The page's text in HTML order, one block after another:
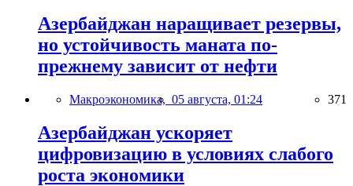
Азербайджан наращивает резервы,
но устойчивость маната по-
прежнему зависит от нефти
Макроэкономика, 05 августа, 01:24 371
Азербайджан ускоряет
цифровизацию в условиях слабого
роста экономики